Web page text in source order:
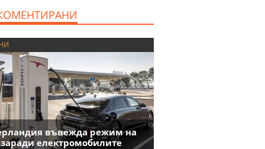
въвежда режим на
заради електромобилите